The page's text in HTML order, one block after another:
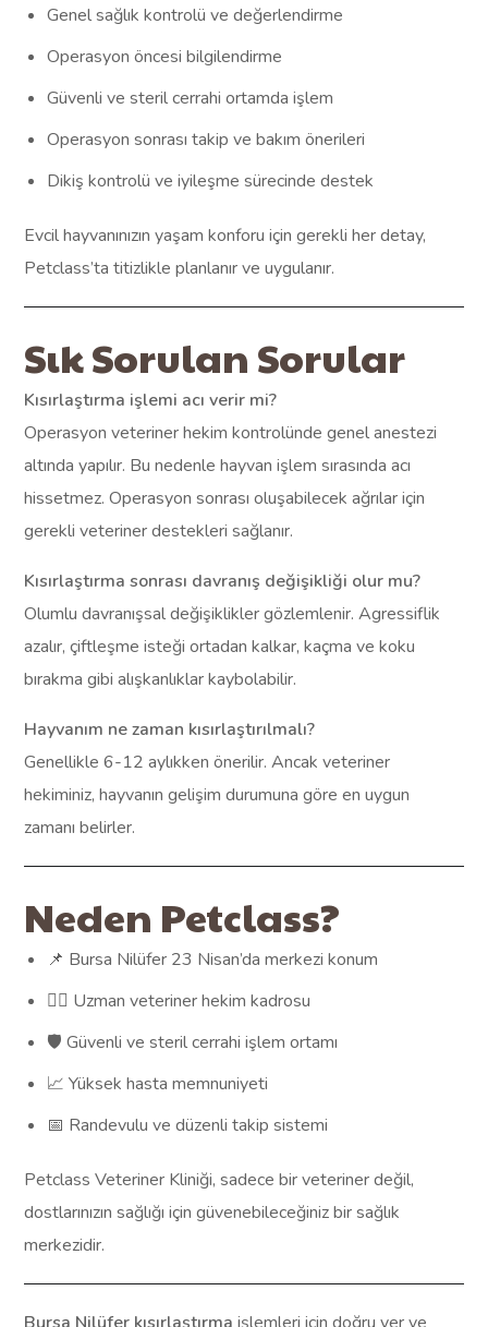
Genel sağlık kontrolü ve değerlendirme
Operasyon öncesi bilgilendirme
Güvenli ve steril cerrahi ortamda işlem
Operasyon sonrası takip ve bakım önerileri
Dikiş kontrolü ve iyileşme sürecinde destek
Evcil hayvanınızın yaşam konforu için gerekli her detay,
Petclass’ta titizlikle planlanır ve uygulanır.
Sık Sorulan Sorular
Kısırlaştırma işlemi acı verir mi?
Operasyon veteriner hekim kontrolünde genel anestezi
altında yapılır. Bu nedenle hayvan işlem sırasında acı
hissetmez. Operasyon sonrası oluşabilecek ağrılar için
gerekli veteriner destekleri sağlanır.
Kısırlaştırma sonrası davranış değişikliği olur mu?
Olumlu davranışsal değişiklikler gözlemlenir. Agressiflik
azalır, çiftleşme isteği ortadan kalkar, kaçma ve koku
bırakma gibi alışkanlıklar kaybolabilir.
Hayvanım ne zaman kısırlaştırılmalı?
Genellikle 6-12 aylıkken önerilir. Ancak veteriner
hekiminiz, hayvanın gelişim durumuna göre en uygun
zamanı belirler.
Neden Petclass?
📌 Bursa Nilüfer 23 Nisan’da merkezi konum
👩‍⚕️ Uzman veteriner hekim kadrosu
🛡️ Güvenli ve steril cerrahi işlem ortamı
📈 Yüksek hasta memnuniyeti
📅 Randevulu ve düzenli takip sistemi
Petclass Veteriner Kliniği, sadece bir veteriner değil,
dostlarınızın sağlığı için güvenebileceğiniz bir sağlık
merkezidir.